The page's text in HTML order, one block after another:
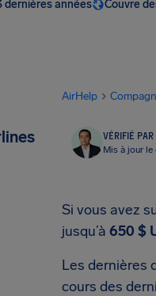
dernières années Couvre
AirHelp
VÉRIFIÉ
Mis à jour
Si vous avez
jusqu’à 650 $
Les dernières
cours des